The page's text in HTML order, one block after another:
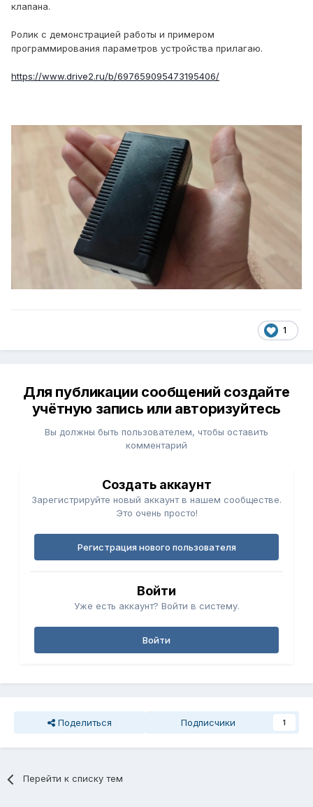
клапана.
Ролик с демонстрацией работы и примером
программирования параметров устройства прилагаю.
https://www.drive2.ru/b/697659095473195406/
1
Для публикации сообщений создайте
учётную запись или авторизуйтесь
Вы должны быть пользователем, чтобы оставить
комментарий
Создать аккаунт
Зарегистрируйте новый аккаунт в нашем сообществе.
Это очень просто!
Регистрация нового пользователя
Войти
Уже есть аккаунт? Войти в систему.
Войти
Поделиться Подписчики 1
Перейти к списку тем